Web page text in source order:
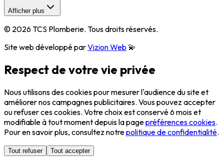
Afficher plus
© 2026TCS Plomberie. Tous droits réservés.
Site web développé parVizion Web 💫
Respect de votre vie privée
Nous utilisons des cookies pour mesurer l'audience du site et
améliorer nos campagnes publicitaires. Vous pouvez accepter
ou refuser ces cookies. Votre choix est conservé 6 mois et
modifiable à tout moment depuis la pagepréférences cookies.
Pour en savoir plus, consultez notrepolitique de confidentialité.
Tout refuser Tout accepter